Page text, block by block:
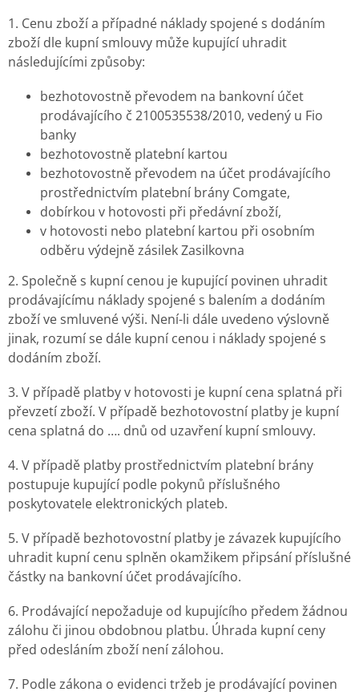
1. Cenu zboží a případné náklady spojené s dodáním
zboží dle kupní smlouvy může kupující uhradit
následujícími způsoby:
bezhotovostně převodem na bankovní účet
prodávajícího č 2100535538/2010, vedený u Fio
banky
bezhotovostně platební kartou
bezhotovostně převodem na účet prodávajícího
prostřednictvím platební brány Comgate,
dobírkou v hotovosti při předávní zboží,
v hotovosti nebo platební kartou při osobním
odběru výdejně zásilek Zasilkovna
2. Společně s kupní cenou je kupující povinen uhradit
prodávajícímu náklady spojené s balením a dodáním
zboží ve smluvené výši. Není-li dále uvedeno výslovně
jinak, rozumí se dále kupní cenou i náklady spojené s
dodáním zboží.
3. V případě platby v hotovosti je kupní cena splatná při
převzetí zboží. V případě bezhotovostní platby je kupní
cena splatná do …. dnů od uzavření kupní smlouvy.
4. V případě platby prostřednictvím platební brány
postupuje kupující podle pokynů příslušného
poskytovatele elektronických plateb.
5. V případě bezhotovostní platby je závazek kupujícího
uhradit kupní cenu splněn okamžikem připsání příslušné
částky na bankovní účet prodávajícího.
6. Prodávající nepožaduje od kupujícího předem žádnou
zálohu či jinou obdobnou platbu. Úhrada kupní ceny
před odesláním zboží není zálohou.
7. Podle zákona o evidenci tržeb je prodávající povinen